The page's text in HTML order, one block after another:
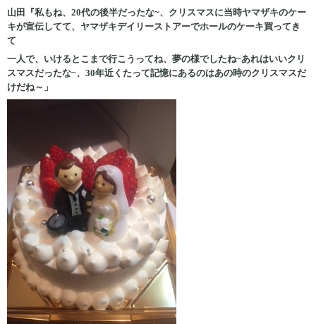
山田『私もね、20代の後半だったな~、クリスマスに当時ヤマザキのケー
キが宣伝してて、ヤマザキデイリーストアーでホールのケーキ買ってき
て
一人で、いけるとこまで行こうってね、夢の様でしたね~あれはいいクリ
スマスだったな~、30年近くたって記憶にあるのはあの時のクリスマスだ
けだね～」